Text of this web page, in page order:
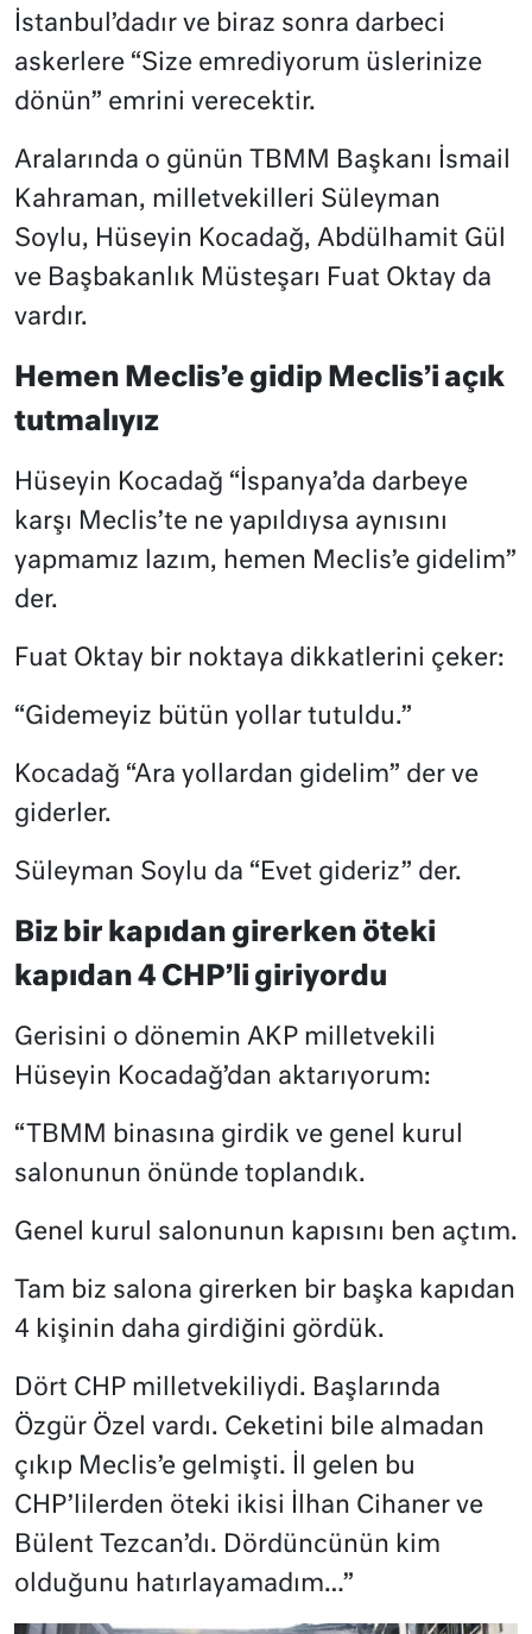
İstanbul’dadır ve biraz sonra darbeci
askerlere “Size emrediyorum üslerinize
dönün” emrini verecektir.
Aralarında o günün TBMM Başkanı İsmail
Kahraman, milletvekilleri Süleyman
Soylu, Hüseyin Kocadağ, Abdülhamit Gül
ve Başbakanlık Müsteşarı Fuat Oktay da
vardır.
Hemen Meclis’e gidip Meclis’i açık
tutmalıyız
Hüseyin Kocadağ “İspanya’da darbeye
karşı Meclis’te ne yapıldıysa aynısını
yapmamız lazım, hemen Meclis’e gidelim”
der.
Fuat Oktay bir noktaya dikkatlerini çeker:
“Gidemeyiz bütün yollar tutuldu.”
Kocadağ “Ara yollardan gidelim” der ve
giderler.
Süleyman Soylu da “Evet gideriz” der.
Biz bir kapıdan girerken öteki
kapıdan 4 CHP’li giriyordu
Gerisini o dönemin AKP milletvekili
Hüseyin Kocadağ’dan aktarıyorum:
“TBMM binasına girdik ve genel kurul
salonunun önünde toplandık.
Genel kurul salonunun kapısını ben açtım.
Tam biz salona girerken bir başka kapıdan
4 kişinin daha girdiğini gördük.
Dört CHP milletvekiliydi. Başlarında
Özgür Özel vardı. Ceketini bile almadan
çıkıp Meclis’e gelmişti. İl gelen bu
CHP’lilerden öteki ikisi İlhan Cihaner ve
Bülent Tezcan’dı. Dördüncünün kim
olduğunu hatırlayamadım…”